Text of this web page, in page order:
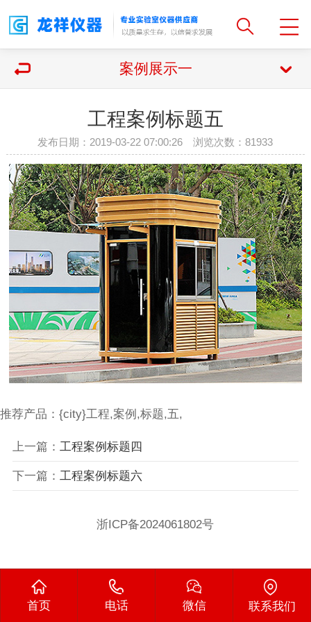
案例展示一
工程案例标题五
发布日期：2019-03-22 07:00:26 浏览次数：81933
推荐产品：{city}工程,案例,标题,五,
上一篇： 工程案例标题四
下一篇： 工程案例标题六
浙ICP备2024061802号
首页 电话 微信 联系我们